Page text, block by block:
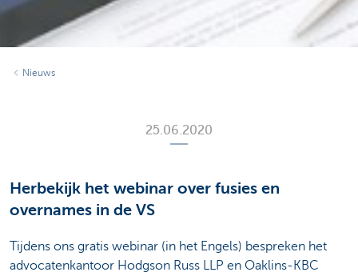
Nieuws
25.06.2020
Herbekijk het webinar over fusies en
overnames in de VS
Tijdens ons gratis webinar (in het Engels) bespreken het
advocatenkantoor Hodgson Russ LLP en Oaklins-KBC